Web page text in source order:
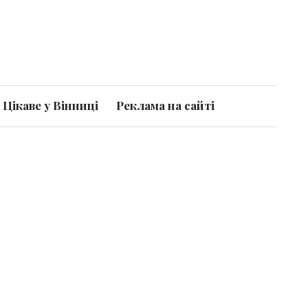
Цікаве у Вінниці Реклама на сайті